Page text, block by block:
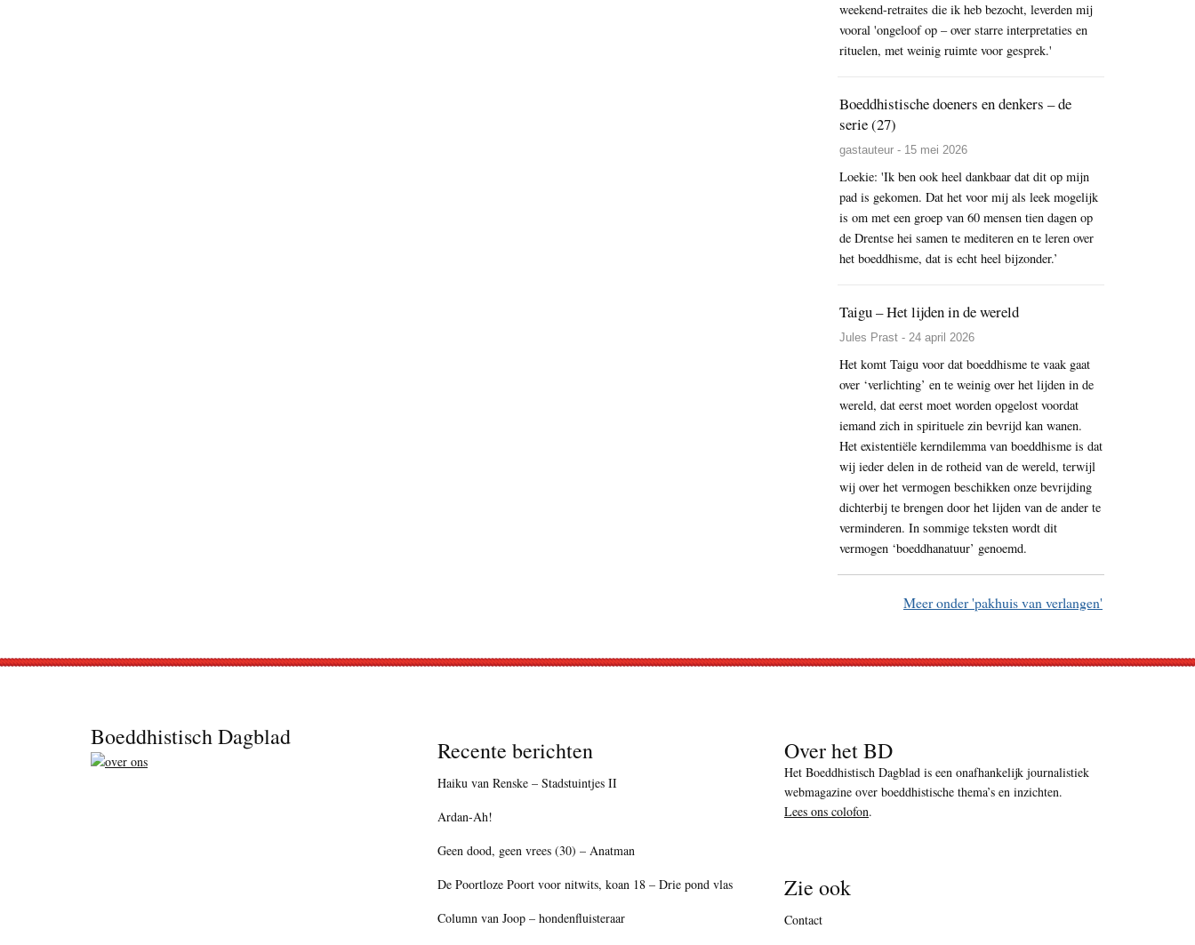
weekend-retraites die ik heb bezocht, leverden mij
vooral 'ongeloof op – over starre interpretaties en
rituelen, met weinig ruimte voor gesprek.'
Boeddhistische doeners en denkers – de
serie (27)
gastauteur - 15 mei 2026
Loekie: 'Ik ben ook heel dankbaar dat dit op mijn
pad is gekomen. Dat het voor mij als leek mogelijk
is om met een groep van 60 mensen tien dagen op
de Drentse hei samen te mediteren en te leren over
het boeddhisme, dat is echt heel bijzonder.’
Taigu – Het lijden in de wereld
Jules Prast - 24 april 2026
Het komt Taigu voor dat boeddhisme te vaak gaat
over ‘verlichting’ en te weinig over het lijden in de
wereld, dat eerst moet worden opgelost voordat
iemand zich in spirituele zin bevrijd kan wanen.
Het existentiële kerndilemma van boeddhisme is dat
wij ieder delen in de rotheid van de wereld, terwijl
wij over het vermogen beschikken onze bevrijding
dichterbij te brengen door het lijden van de ander te
verminderen. In sommige teksten wordt dit
vermogen ‘boeddhanatuur’ genoemd.
Meer onder 'pakhuis van verlangen'
Boeddhistisch Dagblad Recente berichten
Haiku van Renske – Stadstuintjes II
Ardan-Ah!
Geen dood, geen vrees (30) – Anatman
De Poortloze Poort voor nitwits, koan 18 – Drie pond vlas
Column van Joop – hondenfluisteraar
Over het BD
Het Boeddhistisch Dagblad is een onafhankelijk journalistiek
webmagazine over boeddhistische thema’s en inzichten.
Lees ons colofon.
Zie ook
Contact